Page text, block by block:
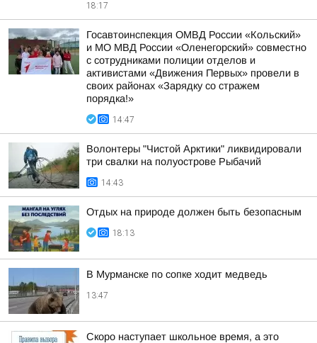
18:17
Госавтоинспекция ОМВД России «Кольский»
и МО МВД России «Оленегорский» совместно
с сотрудниками полиции отделов и
активистами «Движения Первых» провели в
своих районах «Зарядку со стражем
порядка!»
14:47
Волонтеры "Чистой Арктики" ликвидировали
три свалки на полуострове Рыбачий
14:43
Отдых на природе должен быть безопасным
18:13
В Мурманске по сопке ходит медведь
13:47
Скоро наступает школьное время, а это